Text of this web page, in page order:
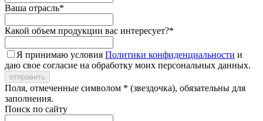
Ваша отрасль*
Какой объем продукции вас интересует?*
Я принимаю условия Политики конфиденциальности и
даю свое согласие на обработку моих персональных данных.
Поля, отмеченные символом * (звездочка), обязательны для
заполнения.
Поиск по сайту